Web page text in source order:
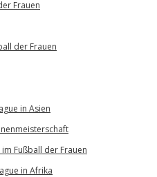
Frauen
der Frauen
in Asien
Fußball der Frauen
in Afrika